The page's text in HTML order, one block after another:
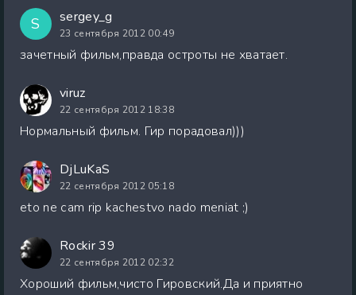
S sergey_g
23 сентября 2012 00:49
зачетный фильм,правда остроты не хватает.
viruz
22 сентября 2012 18:38
Нормальный фильм. Гир порадовал)))
DjLuKaS
22 сентября 2012 05:18
eto ne cam rip kachestvo nado meniat ;)
Rockir 39
22 сентября 2012 02:32
Хороший фильм,чисто Гировский.Да и приятно